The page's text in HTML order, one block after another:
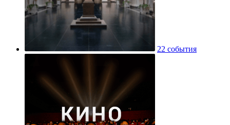
22 события